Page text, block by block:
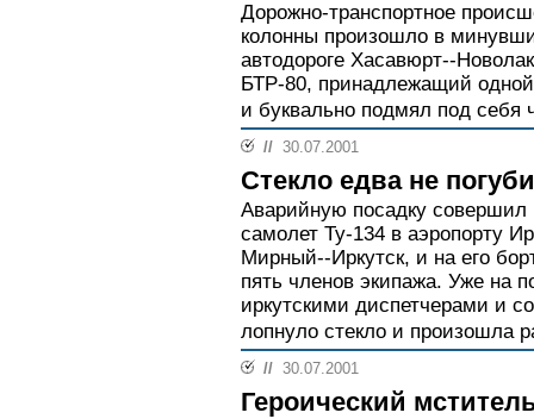
Дорожно-транспортное
колонны произошло в
автодороге Хасавюрт--
БТР-80, принадлежащий
и буквально подмял под себя
// 30.07.2001
Стекло едва не
Аварийную посадку совершил
самолет Ту-134 в аэропорту
Мирный--Иркутск, и на его
пять членов экипажа. Уже на
иркутскими диспетчерами и
лопнуло стекло и произошла
// 30.07.2001
Героический